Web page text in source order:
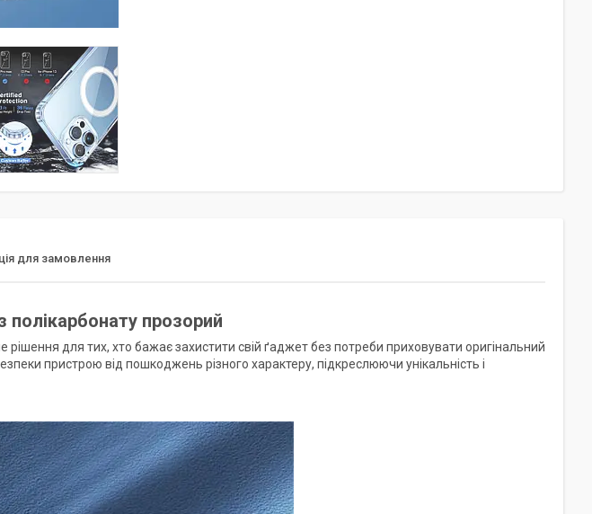
для замовлення
полікарбонату прозорий
рішення для тих, хто бажає захистити свій ґаджет без потреби приховувати оригінальний
пристрою від пошкоджень різного характеру, підкреслюючи унікальність і